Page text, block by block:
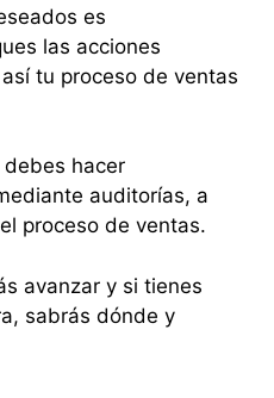
es
las acciones
tu proceso de ventas
hacer
auditorías, a
proceso de ventas.
avanzar y si tienes
sabrás dónde y